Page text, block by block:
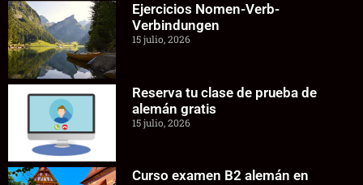
Ejercicios Nomen-Verb-
Verbindungen
15 julio, 2026
Reserva tu clase de prueba de
alemán gratis
15 julio, 2026
Curso examen B2 alemán en